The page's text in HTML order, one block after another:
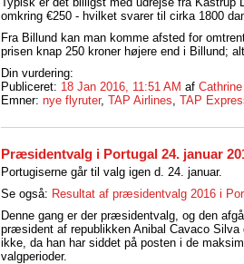
omkring €250 - hvilket svarer til cirka 1800
Fra Billund kan man komme afsted for
prisen knap 250 kroner højere end i Billund;
Din vurdering:
Publiceret: 18 Jan 2016, 11:51 AM af
Emner: nye flyruter, TAP Airlines, TAP
Præsidentvalg i Portugal 24. januar
Portugiserne går til valg igen d. 24. januar.
Se også: Resultat af præsidentvalg 2016 i
Denne gang er der præsidentvalg, og den
præsident af republikken Anibal Cavaco Silva
ikke, da han har siddet på posten i de
valgperioder.